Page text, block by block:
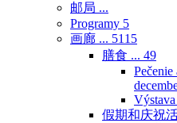
邮局 ...
Programy 5
画廊 ... 5115
膳食 ... 49
Pečenie
假期和庆祝